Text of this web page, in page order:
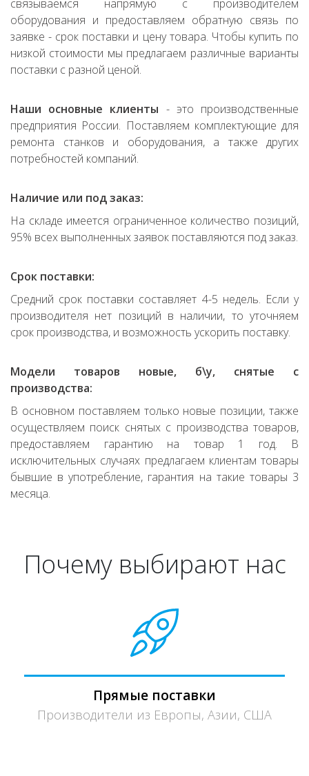
связываемся напрямую с производителем
оборудования и предоставляем обратную связь по
заявке - срок поставки и цену товара. Чтобы купить по
низкой стоимости мы предлагаем различные варианты
поставки с разной ценой.
Наши основные клиенты - это производственные
предприятия России. Поставляем комплектующие для
ремонта станков и оборудования, а также других
потребностей компаний.
Наличие или под заказ:
На складе имеется ограниченное количество позиций,
95% всех выполненных заявок поставляются под заказ.
Срок поставки:
Средний срок поставки составляет 4-5 недель. Если у
производителя нет позиций в наличии, то уточняем
срок производства, и возможность ускорить поставку.
Модели товаров новые, б\у, снятые с
производства:
В основном поставляем только новые позиции, также
осуществляем поиск снятых с производства товаров,
предоставляем гарантию на товар 1 год. В
исключительных случаях предлагаем клиентам товары
бывшие в употребление, гарантия на такие товары 3
месяца.
Почему выбирают нас
Прямые поставки
Производители из Европы, Азии, США